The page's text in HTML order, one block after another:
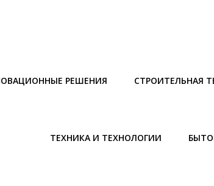
РЕШЕНИЯ СТРОИТЕЛЬНАЯ
ТЕХНИКА И ТЕХНОЛОГИИ